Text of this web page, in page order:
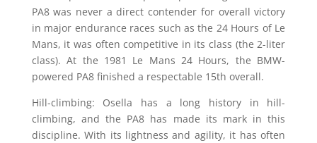
PA8 was never a direct contender for overall victory
in major endurance races such as the 24 Hours of Le
Mans, it was often competitive in its class (the 2-liter
class). At the 1981 Le Mans 24 Hours, the BMW-
powered PA8 finished a respectable 15th overall.
Hill-climbing: Osella has a long history in hill-
climbing, and the PA8 has made its mark in this
discipline. With its lightness and agility, it has often